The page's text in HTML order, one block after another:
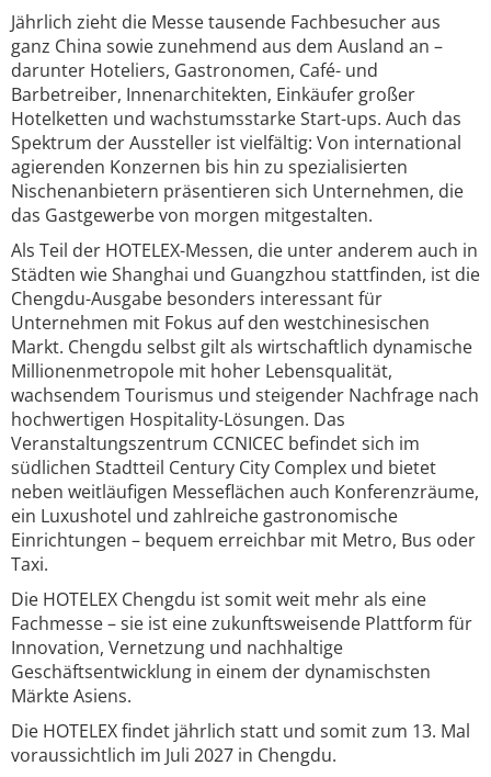
Jährlich zieht die Messe tausende Fachbesucher aus
ganz China sowie zunehmend aus dem Ausland an –
darunter Hoteliers, Gastronomen, Café- und
Barbetreiber, Innenarchitekten, Einkäufer großer
Hotelketten und wachstumsstarke Start-ups. Auch das
Spektrum der Aussteller ist vielfältig: Von international
agierenden Konzernen bis hin zu spezialisierten
Nischenanbietern präsentieren sich Unternehmen, die
das Gastgewerbe von morgen mitgestalten.
Als Teil der HOTELEX-Messen, die unter anderem auch in
Städten wie Shanghai und Guangzhou stattfinden, ist die
Chengdu-Ausgabe besonders interessant für
Unternehmen mit Fokus auf den westchinesischen
Markt. Chengdu selbst gilt als wirtschaftlich dynamische
Millionenmetropole mit hoher Lebensqualität,
wachsendem Tourismus und steigender Nachfrage nach
hochwertigen Hospitality-Lösungen. Das
Veranstaltungszentrum CCNICEC befindet sich im
südlichen Stadtteil Century City Complex und bietet
neben weitläufigen Messeflächen auch Konferenzräume,
ein Luxushotel und zahlreiche gastronomische
Einrichtungen – bequem erreichbar mit Metro, Bus oder
Taxi.
Die HOTELEX Chengdu ist somit weit mehr als eine
Fachmesse – sie ist eine zukunftsweisende Plattform für
Innovation, Vernetzung und nachhaltige
Geschäftsentwicklung in einem der dynamischsten
Märkte Asiens.
Die HOTELEX findet jährlich statt und somit zum 13. Mal
voraussichtlich im Juli 2027 in Chengdu.